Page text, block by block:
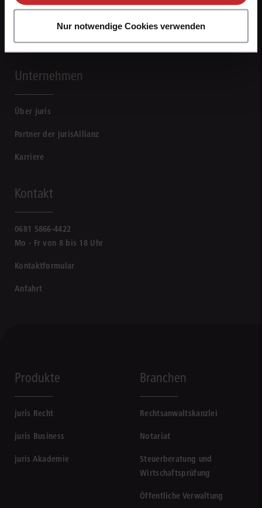
Nur notwendige Cookies verwenden
Unternehmen
Über juris
Partner der jurisAllianz
Karriere
Kontakt
0681 5866-4422
Mo - Fr von 8 bis 18 Uhr
Kontaktformular
Anfahrt
Produkte
juris Recht
juris Business
juris Akademie
Branchen
Rechtsanwaltskanzlei
Notariat
Steuerberatung und
Wirtschaftsprüfung
Öffentliche Verwaltung